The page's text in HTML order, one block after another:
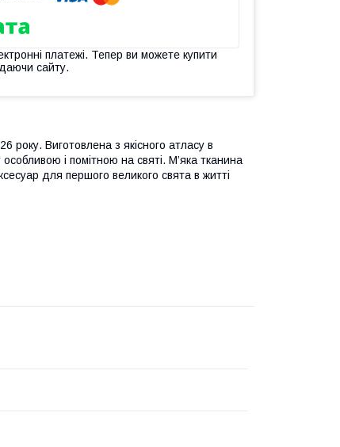
платежі. Тепер ви можете купити
сайту.
року. Виготовлена з якісного атласу в
і помітною на святі. М’яка тканина
для першого великого свята в житті